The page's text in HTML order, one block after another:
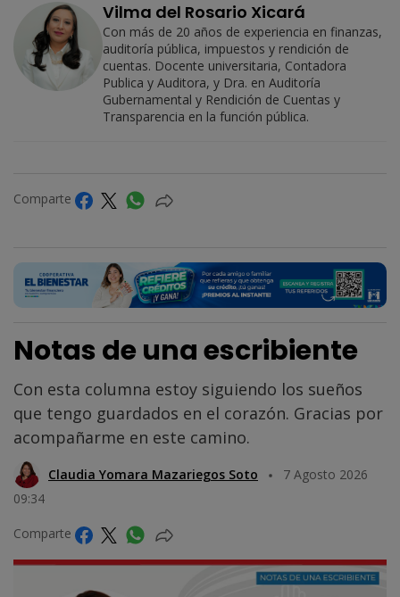
Vilma del Rosario Xicará
Con más de 20 años de experiencia en finanzas,
auditoría pública, impuestos y rendición de
cuentas. Docente universitaria, Contadora
Publica y Auditora, y Dra. en Auditoría
Gubernamental y Rendición de Cuentas y
Transparencia en la función pública.
Comparte
Notas de una escribiente
Con esta columna estoy siguiendo los sueños
que tengo guardados en el corazón. Gracias por
acompañarme en este camino.
Claudia Yomara Mazariegos Soto
7 Agosto 2026
09:34
Comparte